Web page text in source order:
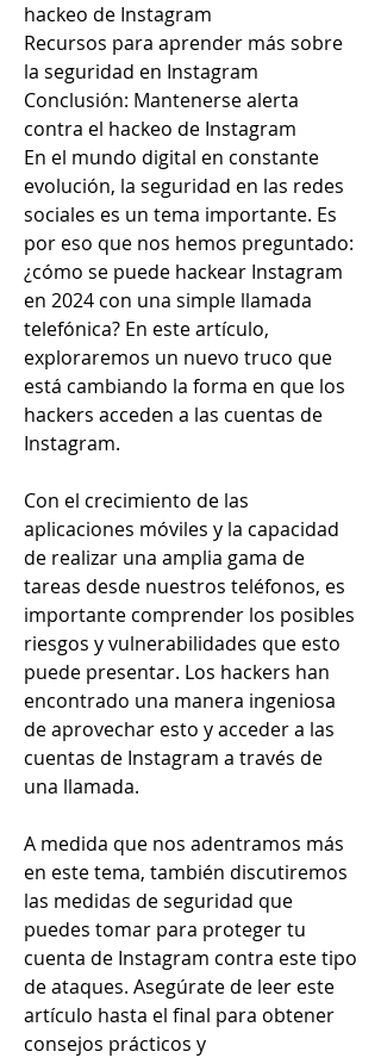
hackeo de Instagram
Recursos para aprender más sobre
la seguridad en Instagram
Conclusión: Mantenerse alerta
contra el hackeo de Instagram
En el mundo digital en constante
evolución, la seguridad en las redes
sociales es un tema importante. Es
por eso que nos hemos preguntado:
¿cómo se puede hackear Instagram
en 2024 con una simple llamada
telefónica? En este artículo,
exploraremos un nuevo truco que
está cambiando la forma en que los
hackers acceden a las cuentas de
Instagram.
Con el crecimiento de las
aplicaciones móviles y la capacidad
de realizar una amplia gama de
tareas desde nuestros teléfonos, es
importante comprender los posibles
riesgos y vulnerabilidades que esto
puede presentar. Los hackers han
encontrado una manera ingeniosa
de aprovechar esto y acceder a las
cuentas de Instagram a través de
una llamada.
A medida que nos adentramos más
en este tema, también discutiremos
las medidas de seguridad que
puedes tomar para proteger tu
cuenta de Instagram contra este tipo
de ataques. Asegúrate de leer este
artículo hasta el final para obtener
consejos prácticos y